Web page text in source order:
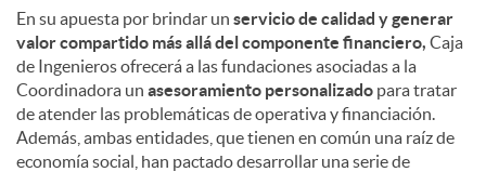
En su apuesta por brindar un servicio de calidad y generar
valor compartido más allá del componente financiero, Caja
de Ingenieros ofrecerá a las fundaciones asociadas a la
Coordinadora un asesoramiento personalizado para tratar
de atender las problemáticas de operativa y financiación.
Además, ambas entidades, que tienen en común una raíz de
economía social, han pactado desarrollar una serie de